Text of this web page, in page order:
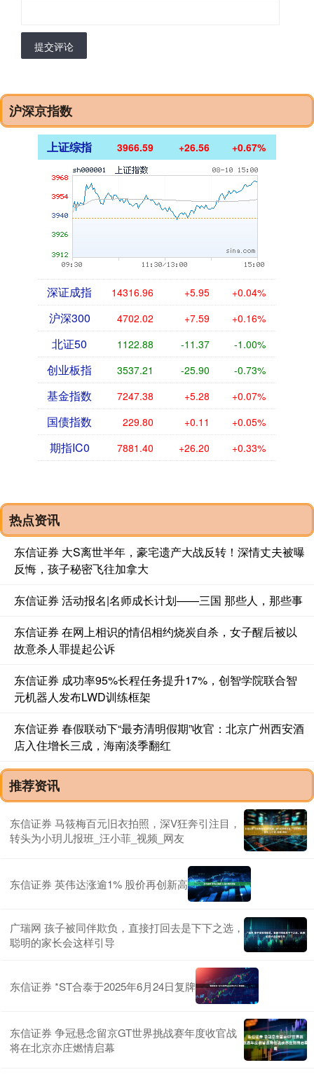
提交评论
沪深京指数
上证综指 3966.59 +26.56 +0.67%
深证成指 14316.96 +5.95 +0.04%
沪深300 4702.02 +7.59 +0.16%
北证50 1122.88 -11.37 -1.00%
创业板指 3537.21 -25.90 -0.73%
基金指数 7247.38 +5.28 +0.07%
国债指数 229.80 +0.11 +0.05%
期指IC0 7881.40 +26.20 +0.33%
热点资讯
东信证券 大S离世半年，豪宅遗产大战反转！深情丈夫被曝
反悔，孩子秘密飞往加拿大
东信证券 活动报名|名师成长计划——三国 那些人，那些事
东信证券 在网上相识的情侣相约烧炭自杀，女子醒后被以
故意杀人罪提起公诉
东信证券 成功率95%长程任务提升17%，创智学院联合智
元机器人发布LWD训练框架
东信证券 春假联动下“最夯清明假期”收官：北京广州西安酒
店入住增长三成，海南淡季翻红
推荐资讯
东信证券 马筱梅百元旧衣拍照，深V狂奔引注目，
转头为小玥儿报班_汪小菲_视频_网友
东信证券 英伟达涨逾1% 股价再创新高
广瑞网 孩子被同伴欺负，直接打回去是下下之选，
聪明的家长会这样引导
东信证券 *ST合泰于2025年6月24日复牌
东信证券 争冠悬念留京GT世界挑战赛年度收官战
将在北京亦庄燃情启幕